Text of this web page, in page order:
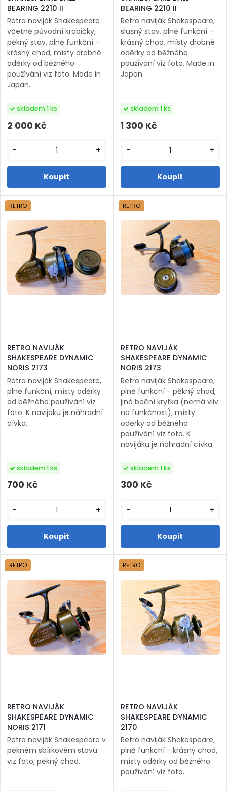
BEARING 2210 II
Retro naviják Shakespeare
včetně původní krabičky,
pěkný stav, plně funkční -
krásný chod, místy drobné
oděrky od běžného
používání viz foto. Made in
Japan.
2 000 Kč
skladem 1 ks
- +
BEARING 2210 II
Retro naviják Shakespeare,
slušný stav, plně funkční -
krásný chod, místy drobné
oděrky od běžného
používání viz foto. Made in
Japan.
1 300 Kč
skladem 1 ks
- +
RETRO NAVIJÁK
SHAKESPEARE DYNAMIC
NORIS 2173
Retro naviják Shakespeare,
plně funkční, místy oděrky
od běžného používání viz
foto. K navijáku je náhradní
cívka.
700 Kč
skladem 1 ks
- +
RETRO
RETRO NAVIJÁK
SHAKESPEARE DYNAMIC
NORIS 2173
Retro naviják Shakespeare,
plně funkční - pěkný chod,
jiná boční krytka (nemá vliv
na funkčnost), místy
oděrky od běžného
používání viz foto. K
navijáku je náhradní cívka.
300 Kč
skladem 1 ks
- +
RETRO
RETRO NAVIJÁK
SHAKESPEARE DYNAMIC
NORIS 2171
Retro naviják Shakespeare v
pěkném sbírkovém stavu
viz foto, pěkný chod.
RETRO
RETRO NAVIJÁK
SHAKESPEARE DYNAMIC
2170
Retro naviják Shakespeare,
plně funkční - krásný chod,
místy oděrky od běžného
používání viz foto.
RETRO